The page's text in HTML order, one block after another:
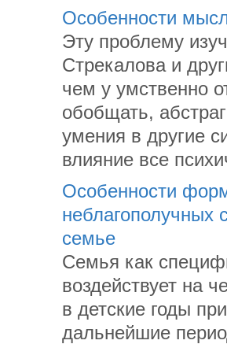
Особенности
Эту проблему
Стрекалова и
чем у умственно
обобщать,
умения в другие
влияние все
Особенности
неблагополучных
семье
Семья как
воздействует на
в детские годы
дальнейшие